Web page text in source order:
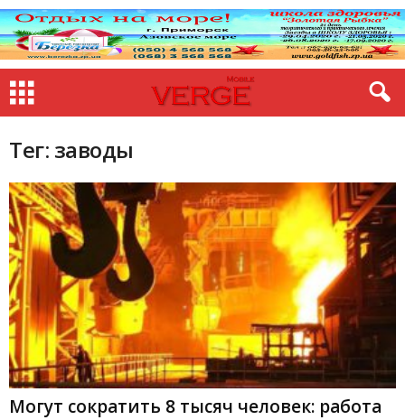
Тег: заводы
Могут сократить 8 тысяч человек: работа